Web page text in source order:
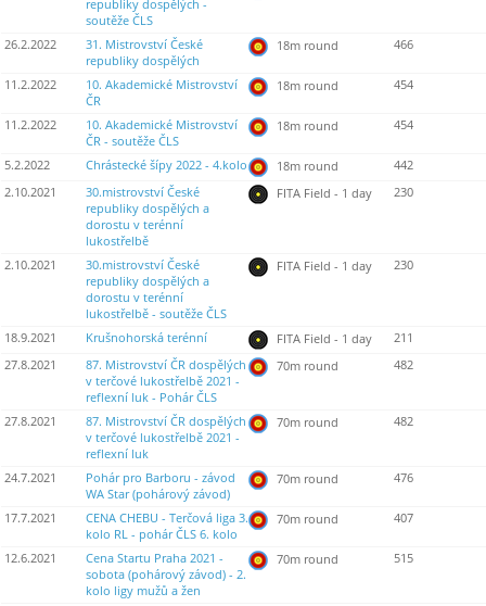
republiky dospělých -
soutěže ČLS
26.2.2022
31. Mistrovství České
republiky dospělých
18m round 466
11.2.2022
10. Akademické Mistrovství
ČR
18m round 454
11.2.2022
10. Akademické Mistrovství
ČR - soutěže ČLS
18m round 454
5.2.2022 Chrástecké šípy 2022 - 4.kolo 18m round
442
2.10.2021
30.mistrovství České
republiky dospělých a
dorostu v terénní
lukostřelbě
FITA Field - 1 day 230
2.10.2021
30.mistrovství České
republiky dospělých a
dorostu v terénní
lukostřelbě - soutěže ČLS
FITA Field - 1 day 230
18.9.2021 Krušnohorská terénní FITA Field - 1 day
211
27.8.2021
87. Mistrovství ČR dospělých
v terčové lukostřelbě 2021 -
reflexní luk - Pohár ČLS
70m round 482
27.8.2021
87. Mistrovství ČR dospělých
v terčové lukostřelbě 2021 -
reflexní luk
70m round 482
24.7.2021
Pohár pro Barboru - závod
WA Star (pohárový závod)
70m round 476
17.7.2021
CENA CHEBU - Terčová liga 3.
kolo RL - pohár ČLS 6. kolo
70m round 407
12.6.2021
Cena Startu Praha 2021 -
sobota (pohárový závod) - 2.
kolo ligy mužů a žen
70m round 515